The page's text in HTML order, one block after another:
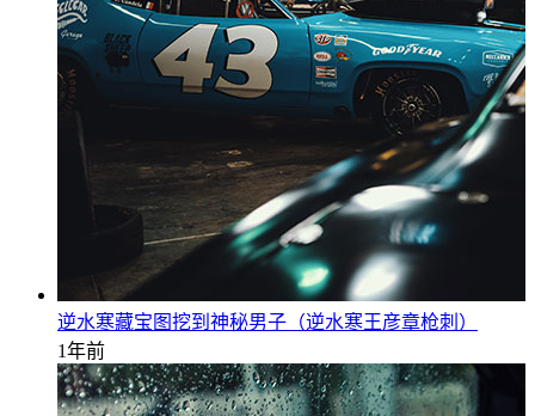
逆水寒藏宝图挖到神秘男子（逆水寒王彦章枪刺）
1年前